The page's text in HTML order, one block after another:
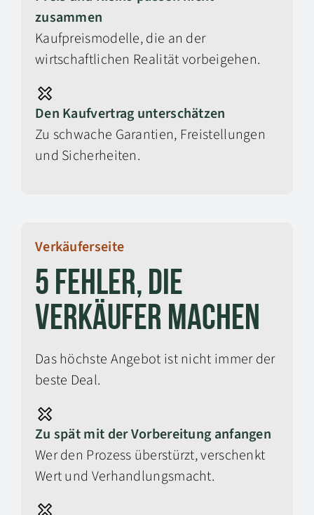
zusammen
Kaufpreismodelle, die an der
wirtschaftlichen Realität vorbeigehen.
Den Kaufvertrag unterschätzen
Zu schwache Garantien, Freistellungen
und Sicherheiten.
Verkäuferseite
5 Fehler, die
Verkäufer machen
Das höchste Angebot ist nicht immer der
beste Deal.
Zu spät mit der Vorbereitung anfangen
Wer den Prozess überstürzt, verschenkt
Wert und Verhandlungsmacht.